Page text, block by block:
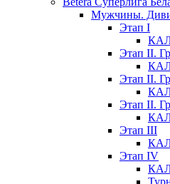
Мужчины.
Этап I
Этап II.
Этап II.
Этап II.
Этап III
Этап IV